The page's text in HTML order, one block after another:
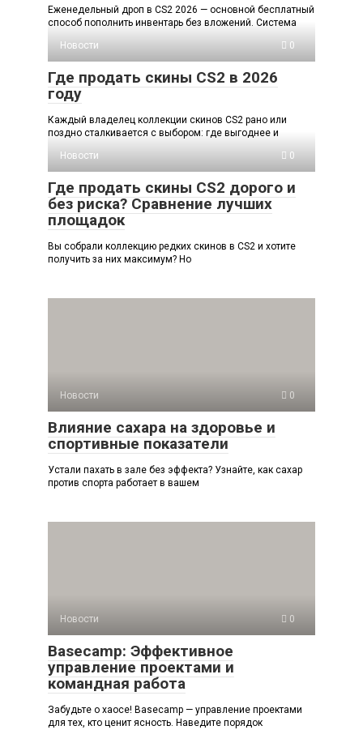
Еженедельный дроп в CS2 2026 — основной бесплатный
способ пополнить инвентарь без вложений. Система
Новости
0
Где продать скины CS2 в 2026
году
Каждый владелец коллекции скинов CS2 рано или
поздно сталкивается с выбором: где выгоднее и
Новости
0
Где продать скины CS2 дорого и
без риска? Сравнение лучших
площадок
Вы собрали коллекцию редких скинов в CS2 и хотите
получить за них максимум? Но
Новости 0
Влияние сахара на здоровье и
спортивные показатели
Устали пахать в зале без эффекта? Узнайте, как сахар
против спорта работает в вашем
Новости 0
Basecamp: Эффективное
управление проектами и
командная работа
Забудьте о хаосе! Basecamp — управление проектами
для тех, кто ценит ясность. Наведите порядок